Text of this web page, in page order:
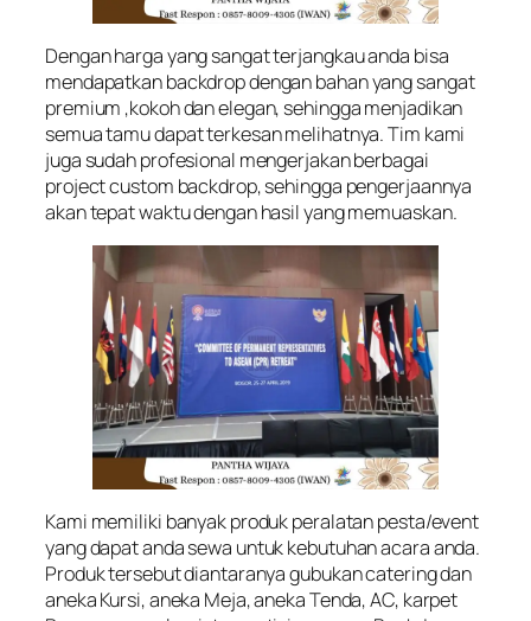
Dengan harga yang sangat terjangkau anda bisa
mendapatkan backdrop dengan bahan yang sangat
premium ,kokoh dan elegan, sehingga menjadikan
semua tamu dapat terkesan melihatnya. Tim kami
juga sudah profesional mengerjakan berbagai
project custom backdrop, sehingga pengerjaannya
akan tepat waktu dengan hasil yang memuaskan.
Kami memiliki banyak produk peralatan pesta/event
yang dapat anda sewa untuk kebutuhan acara anda.
Produk tersebut diantaranya gubukan catering dan
aneka Kursi, aneka Meja, aneka Tenda, AC, karpet